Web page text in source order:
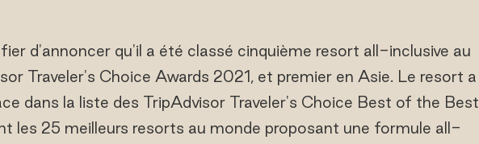
d'annoncer qu'il a été classé cinquième resort all-inclusive au
Traveler's Choice Awards 2021, et premier en Asie. Le resort a
dans la liste des TripAdvisor Traveler's Choice Best of the Best
les 25 meilleurs resorts au monde proposant une formule all-